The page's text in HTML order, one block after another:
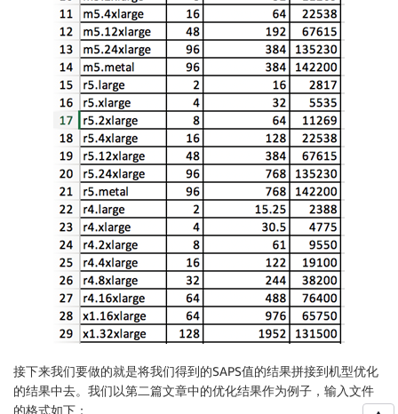
接下来我们要做的就是将我们得到的SAPS值的结果拼接到机型优化
的结果中去。我们以第二篇文章中的优化结果作为例子，输入文件
的格式如下：